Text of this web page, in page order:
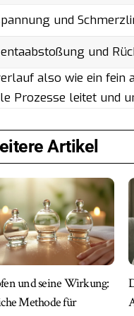
und
und
also wie ein fein
Prozesse leitet und
Artikel
und seine Wirkung:
Methode für